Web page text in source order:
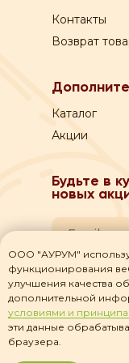
ООО "АУРУМ"
функционирования
улучшения качества
дополнительной
условиями и
эти данные
браузера.
Контакты
Возврат
Будьте в
новых
Каталог
Акции
Я даю согласие